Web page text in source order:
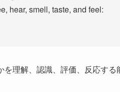
hear, smell, taste, and feel:
理解、認識、評価、反応する